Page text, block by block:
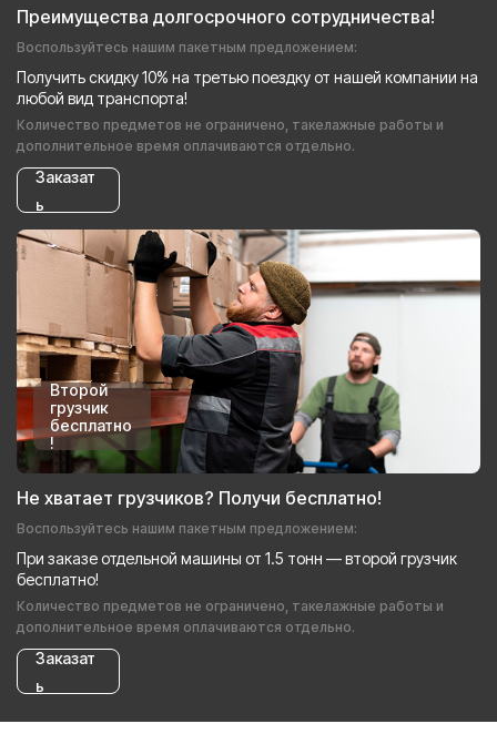
Преимущества долгосрочного сотрудничества!
Воспользуйтесь нашим пакетным предложением:
Получить скидку 10% на третью поездку от нашей компании на
любой вид транспорта!
Количество предметов не ограничено, такелажные работы и
дополнительное время оплачиваются отдельно.
Заказат
ь
Второй
грузчик
бесплатно
!
Не хватает грузчиков? Получи бесплатно!
Воспользуйтесь нашим пакетным предложением:
При заказе отдельной машины от 1.5 тонн — второй грузчик
бесплатно!
Количество предметов не ограничено, такелажные работы и
дополнительное время оплачиваются отдельно.
Заказат
ь